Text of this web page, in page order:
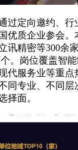
过定向邀约、行
优质企业参会。
讯精密等300余
。岗位覆盖智能
代服务业等重点
同专业、不同层
择面。